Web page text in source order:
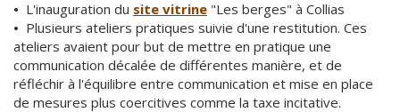
• L'inauguration du site vitrine "Les berges" à Collias
• Plusieurs ateliers pratiques suivie d'une restitution. Ces
ateliers avaient pour but de mettre en pratique une
communication décalée de différentes manière, et de
réfléchir à l'équilibre entre communication et mise en place
de mesures plus coercitives comme la taxe incitative.